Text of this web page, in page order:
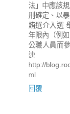
法」中應該
刑確定、以
賄選介入選
年限內（例
公職人員而
http://
ml
回覆